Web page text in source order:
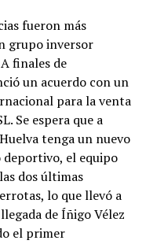
fueron más
grupo inversor
finales de
un acuerdo con un
para la venta
Se espera que a
tenga un nuevo
el equipo
dos últimas
lo que llevó a
de Íñigo Vélez
el primer